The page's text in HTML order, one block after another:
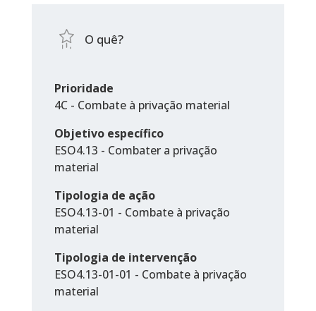
O quê?
Prioridade
4C - Combate à privação material
Objetivo específico
ESO4.13 - Combater a privação
material
Tipologia de ação
ESO4.13-01 - Combate à privação
material
Tipologia de intervenção
ESO4.13-01-01 - Combate à privação
material